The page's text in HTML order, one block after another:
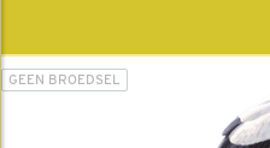
GEEN BROEDSEL